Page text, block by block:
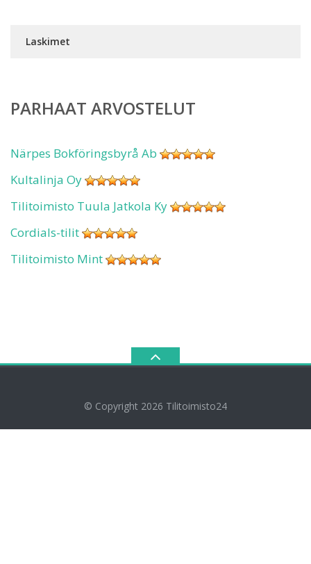
Laskimet
PARHAAT ARVOSTELUT
Närpes Bokföringsbyrå Ab
Kultalinja Oy
Tilitoimisto Tuula Jatkola Ky
Cordials-tilit
Tilitoimisto Mint
© Copyright 2026 Tilitoimisto24